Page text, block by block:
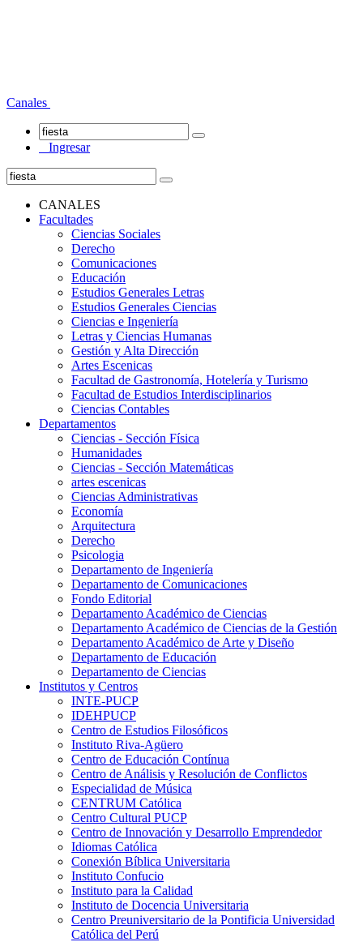
Canales
Ingresar
CANALES
Facultades
Ciencias Sociales
Derecho
Comunicaciones
Educación
Estudios Generales Letras
Estudios Generales Ciencias
Ciencias e Ingeniería
Letras y Ciencias Humanas
Gestión y Alta Dirección
Artes Escenicas
Facultad de Gastronomía, Hotelería y Turismo
Facultad de Estudios Interdisciplinarios
Ciencias Contables
Departamentos
Ciencias - Sección Física
Humanidades
Ciencias - Sección Matemáticas
artes escenicas
Ciencias Administrativas
Economía
Arquitectura
Derecho
Psicologia
Departamento de Ingeniería
Departamento de Comunicaciones
Fondo Editorial
Departamento Académico de Ciencias
Departamento Académico de Ciencias de la Gestión
Departamento Académico de Arte y Diseño
Departamento de Educación
Departamento de Ciencias
Institutos y Centros
INTE-PUCP
IDEHPUCP
Centro de Estudios Filosóficos
Instituto Riva-Agüero
Centro de Educación Contínua
Centro de Análisis y Resolución de Conflictos
Especialidad de Música
CENTRUM Católica
Centro Cultural PUCP
Centro de Innovación y Desarrollo Emprendedor
Idiomas Católica
Conexión Bíblica Universitaria
Instituto Confucio
Instituto para la Calidad
Instituto de Docencia Universitaria
Centro Preuniversitario de la Pontificia Universidad
Católica del Perú